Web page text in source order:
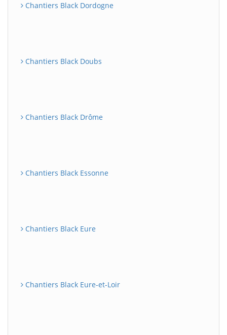
Chantiers Black Dordogne
Chantiers Black Doubs
Chantiers Black Drôme
Chantiers Black Essonne
Chantiers Black Eure
Chantiers Black Eure-et-Loir